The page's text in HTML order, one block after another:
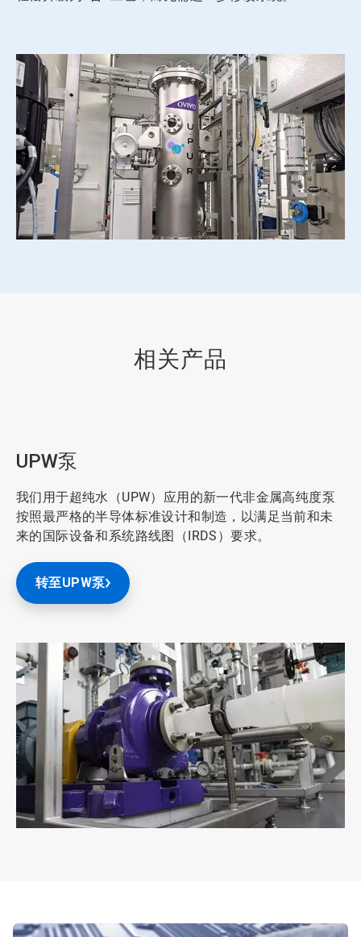
相关产品
UPW泵
我们用于超纯水（UPW）应用的新一代非金属高纯度泵
按照最严格的半导体标准设计和制造，以满足当前和未
来的国际设备和系统路线图（IRDS）要求。
转至UPW泵